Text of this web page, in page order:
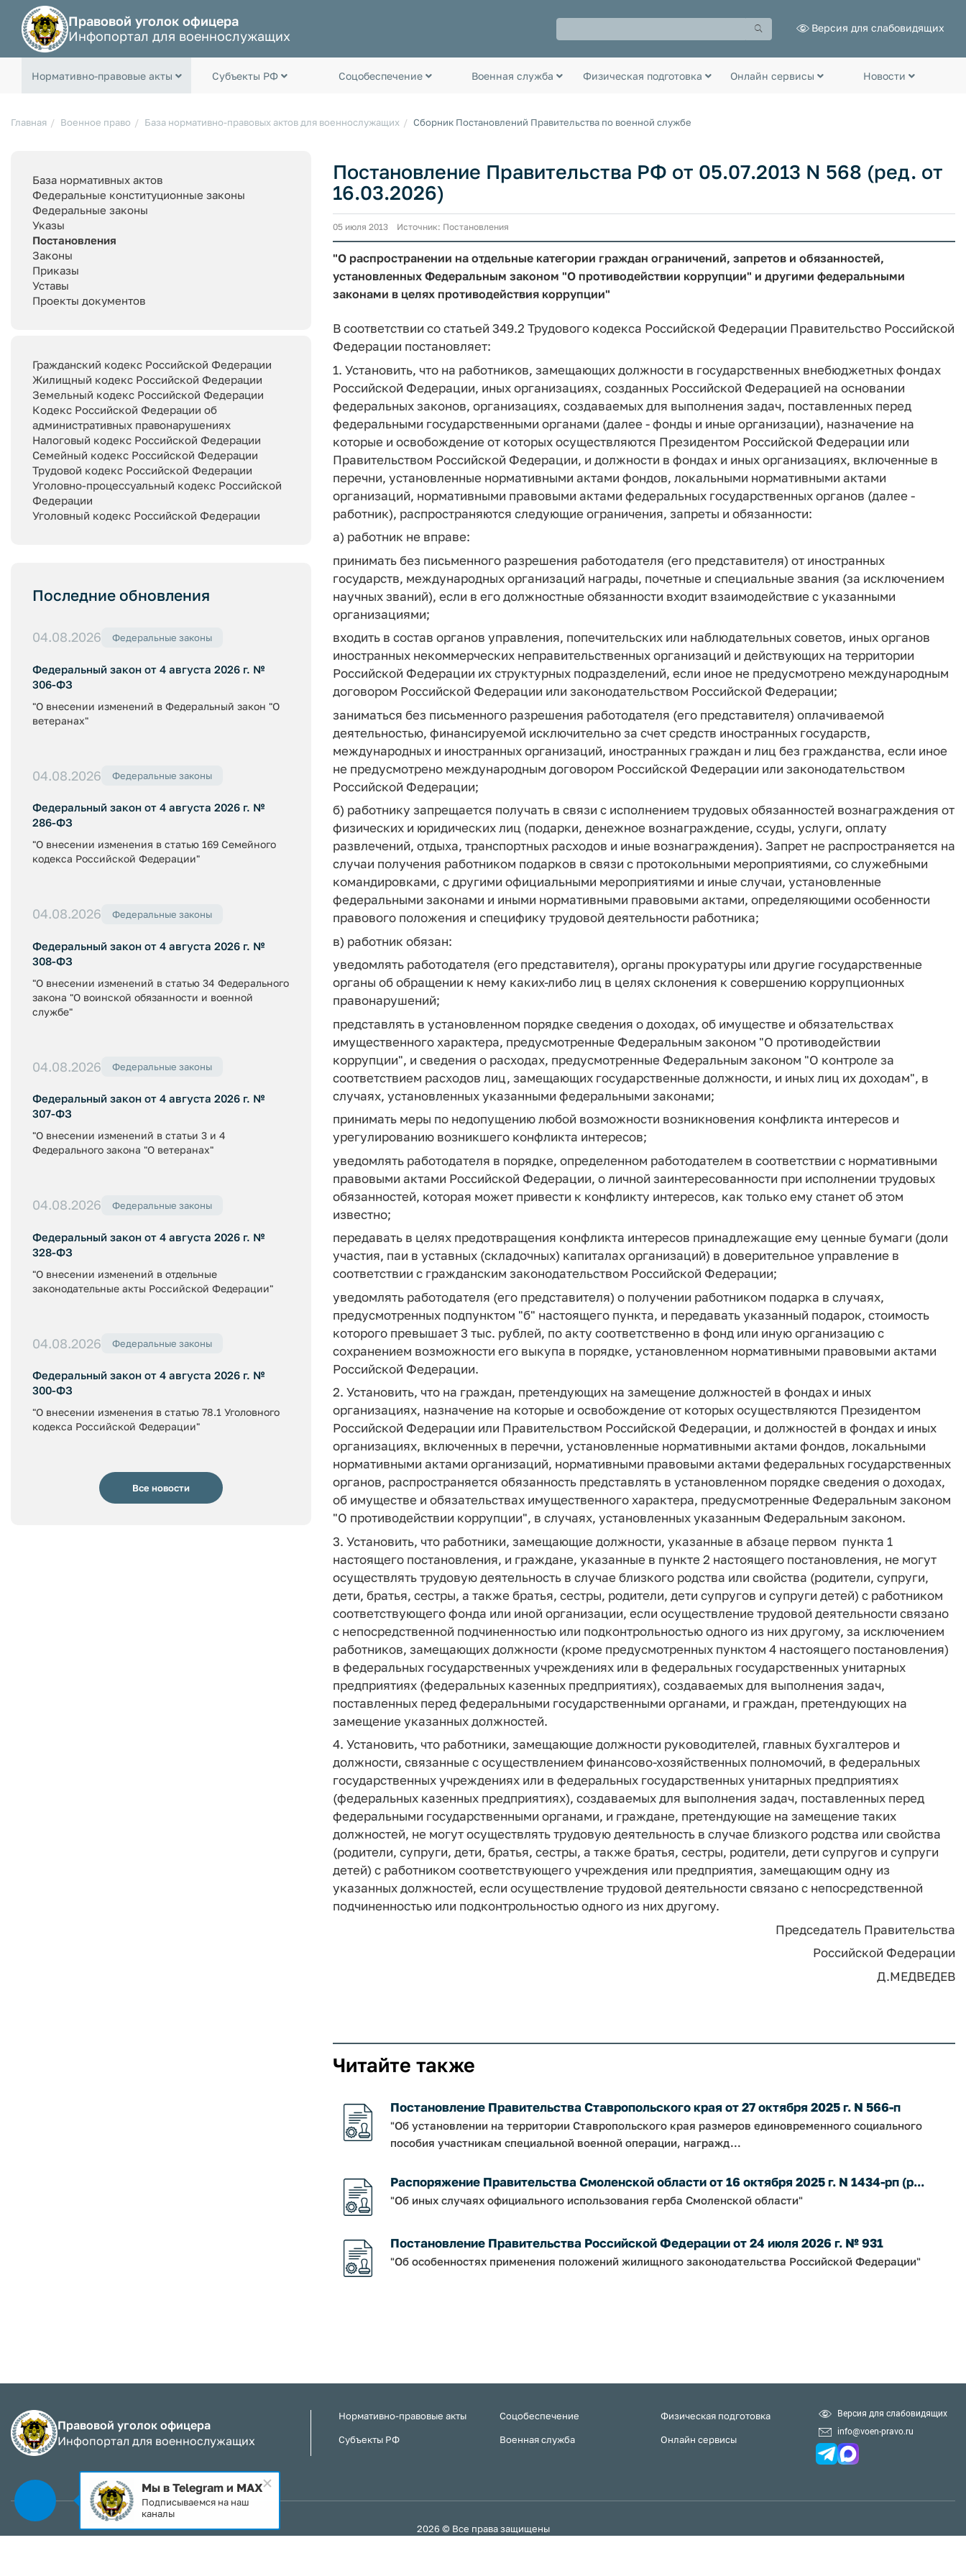
Правовой уголок офицера
Инфопортал для военнослужащих
Версия для слабовидящих
Нормативно-правовые акты Субъекты РФ Соцобеспечение Военная служба Физическая подготовка Онлайн сервисы Новости
Главная Военное право База нормативно-правовых актов для военнослужащих Сборник Постановлений Правительства по военной службе
База нормативных актов
Федеральные конституционные законы
Федеральные законы
Указы
Постановления
Законы
Приказы
Уставы
Проекты документов
Гражданский кодекс Российской Федерации
Жилищный кодекс Российской Федерации
Земельный кодекс Российской Федерации
Кодекс Российской Федерации об
административных правонарушениях
Налоговый кодекс Российской Федерации
Семейный кодекс Российской Федерации
Трудовой кодекс Российской Федерации
Уголовно-процессуальный кодекс Российской
Федерации
Уголовный кодекс Российской Федерации
Последние обновления
04.08.2026 Федеральные законы
Федеральный закон от 4 августа 2026 г. №
306-ФЗ
"О внесении изменений в Федеральный закон "О
ветеранах"
04.08.2026 Федеральные законы
Федеральный закон от 4 августа 2026 г. №
286-ФЗ
"О внесении изменения в статью 169 Семейного
кодекса Российской Федерации"
04.08.2026 Федеральные законы
Федеральный закон от 4 августа 2026 г. №
308-ФЗ
"О внесении изменений в статью 34 Федерального
закона "О воинской обязанности и военной
службе"
04.08.2026 Федеральные законы
Федеральный закон от 4 августа 2026 г. №
307-ФЗ
"О внесении изменений в статьи 3 и 4
Федерального закона "О ветеранах"
04.08.2026 Федеральные законы
Федеральный закон от 4 августа 2026 г. №
328-ФЗ
"О внесении изменений в отдельные
законодательные акты Российской Федерации"
04.08.2026 Федеральные законы
Федеральный закон от 4 августа 2026 г. №
300-ФЗ
"О внесении изменения в статью 78.1 Уголовного
кодекса Российской Федерации"
Все новости
Постановление Правительства РФ от 05.07.2013 N 568 (ред. от
16.03.2026)
05 июля 2013 Источник: Постановления
"О распространении на отдельные категории граждан ограничений, запретов и обязанностей,
установленных Федеральным законом "О противодействии коррупции" и другими федеральными
законами в целях противодействия коррупции"
В соответствии со статьей 349.2 Трудового кодекса Российской Федерации Правительство Российской
Федерации постановляет:
1. Установить, что на работников, замещающих должности в государственных внебюджетных фондах
Российской Федерации, иных организациях, созданных Российской Федерацией на основании
федеральных законов, организациях, создаваемых для выполнения задач, поставленных перед
федеральными государственными органами (далее - фонды и иные организации), назначение на
которые и освобождение от которых осуществляются Президентом Российской Федерации или
Правительством Российской Федерации, и должности в фондах и иных организациях, включенные в
перечни, установленные нормативными актами фондов, локальными нормативными актами
организаций, нормативными правовыми актами федеральных государственных органов (далее -
работник), распространяются следующие ограничения, запреты и обязанности:
а) работник не вправе:
принимать без письменного разрешения работодателя (его представителя) от иностранных
государств, международных организаций награды, почетные и специальные звания (за исключением
научных званий), если в его должностные обязанности входит взаимодействие с указанными
организациями;
входить в состав органов управления, попечительских или наблюдательных советов, иных органов
иностранных некоммерческих неправительственных организаций и действующих на территории
Российской Федерации их структурных подразделений, если иное не предусмотрено международным
договором Российской Федерации или законодательством Российской Федерации;
заниматься без письменного разрешения работодателя (его представителя) оплачиваемой
деятельностью, финансируемой исключительно за счет средств иностранных государств,
международных и иностранных организаций, иностранных граждан и лиц без гражданства, если иное
не предусмотрено международным договором Российской Федерации или законодательством
Российской Федерации;
б) работнику запрещается получать в связи с исполнением трудовых обязанностей вознаграждения от
физических и юридических лиц (подарки, денежное вознаграждение, ссуды, услуги, оплату
развлечений, отдыха, транспортных расходов и иные вознаграждения). Запрет не распространяется на
случаи получения работником подарков в связи с протокольными мероприятиями, со служебными
командировками, с другими официальными мероприятиями и иные случаи, установленные
федеральными законами и иными нормативными правовыми актами, определяющими особенности
правового положения и специфику трудовой деятельности работника;
в) работник обязан:
уведомлять работодателя (его представителя), органы прокуратуры или другие государственные
органы об обращении к нему каких-либо лиц в целях склонения к совершению коррупционных
правонарушений;
представлять в установленном порядке сведения о доходах, об имуществе и обязательствах
имущественного характера, предусмотренные Федеральным законом "О противодействии
коррупции", и сведения о расходах, предусмотренные Федеральным законом "О контроле за
соответствием расходов лиц, замещающих государственные должности, и иных лиц их доходам", в
случаях, установленных указанными федеральными законами;
принимать меры по недопущению любой возможности возникновения конфликта интересов и
урегулированию возникшего конфликта интересов;
уведомлять работодателя в порядке, определенном работодателем в соответствии с нормативными
правовыми актами Российской Федерации, о личной заинтересованности при исполнении трудовых
обязанностей, которая может привести к конфликту интересов, как только ему станет об этом
известно;
передавать в целях предотвращения конфликта интересов принадлежащие ему ценные бумаги (доли
участия, паи в уставных (складочных) капиталах организаций) в доверительное управление в
соответствии с гражданским законодательством Российской Федерации;
уведомлять работодателя (его представителя) о получении работником подарка в случаях,
предусмотренных подпунктом "б" настоящего пункта, и передавать указанный подарок, стоимость
которого превышает 3 тыс. рублей, по акту соответственно в фонд или иную организацию с
сохранением возможности его выкупа в порядке, установленном нормативными правовыми актами
Российской Федерации.
2. Установить, что на граждан, претендующих на замещение должностей в фондах и иных
организациях, назначение на которые и освобождение от которых осуществляются Президентом
Российской Федерации или Правительством Российской Федерации, и должностей в фондах и иных
организациях, включенных в перечни, установленные нормативными актами фондов, локальными
нормативными актами организаций, нормативными правовыми актами федеральных государственных
органов, распространяется обязанность представлять в установленном порядке сведения о доходах,
об имуществе и обязательствах имущественного характера, предусмотренные Федеральным законом
"О противодействии коррупции", в случаях, установленных указанным Федеральным законом.
3. Установить, что работники, замещающие должности, указанные в абзаце первом пункта 1
настоящего постановления, и граждане, указанные в пункте 2 настоящего постановления, не могут
осуществлять трудовую деятельность в случае близкого родства или свойства (родители, супруги,
дети, братья, сестры, а также братья, сестры, родители, дети супругов и супруги детей) с работником
соответствующего фонда или иной организации, если осуществление трудовой деятельности связано
с непосредственной подчиненностью или подконтрольностью одного из них другому, за исключением
работников, замещающих должности (кроме предусмотренных пунктом 4 настоящего постановления)
в федеральных государственных учреждениях или в федеральных государственных унитарных
предприятиях (федеральных казенных предприятиях), создаваемых для выполнения задач,
поставленных перед федеральными государственными органами, и граждан, претендующих на
замещение указанных должностей.
4. Установить, что работники, замещающие должности руководителей, главных бухгалтеров и
должности, связанные с осуществлением финансово-хозяйственных полномочий, в федеральных
государственных учреждениях или в федеральных государственных унитарных предприятиях
(федеральных казенных предприятиях), создаваемых для выполнения задач, поставленных перед
федеральными государственными органами, и граждане, претендующие на замещение таких
должностей, не могут осуществлять трудовую деятельность в случае близкого родства или свойства
(родители, супруги, дети, братья, сестры, а также братья, сестры, родители, дети супругов и супруги
детей) с работником соответствующего учреждения или предприятия, замещающим одну из
указанных должностей, если осуществление трудовой деятельности связано с непосредственной
подчиненностью или подконтрольностью одного из них другому.
Председатель Правительства
Российской Федерации
Д.МЕДВЕДЕВ
Читайте также
Постановление Правительства Ставропольского края от 27 октября 2025 г. N 566-п
"Об установлении на территории Ставропольского края размеров единовременного социального
пособия участникам специальной военной операции, награжд...
Распоряжение Правительства Смоленской области от 16 октября 2025 г. N 1434-рп (р...
"Об иных случаях официального использования герба Смоленской области"
Постановление Правительства Российской Федерации от 24 июля 2026 г. № 931
"Об особенностях применения положений жилищного законодательства Российской Федерации"
Правовой уголок офицера
Инфопортал для военнослужащих
Нормативно-правовые акты Соцобеспечение Физическая подготовка
Субъекты РФ Военная служба Онлайн сервисы
Версия для слабовидящих
info@voen-pravo.ru
2026 © Все права защищены
Мы в Telegram и MAX
Подписываемся на наш
каналы